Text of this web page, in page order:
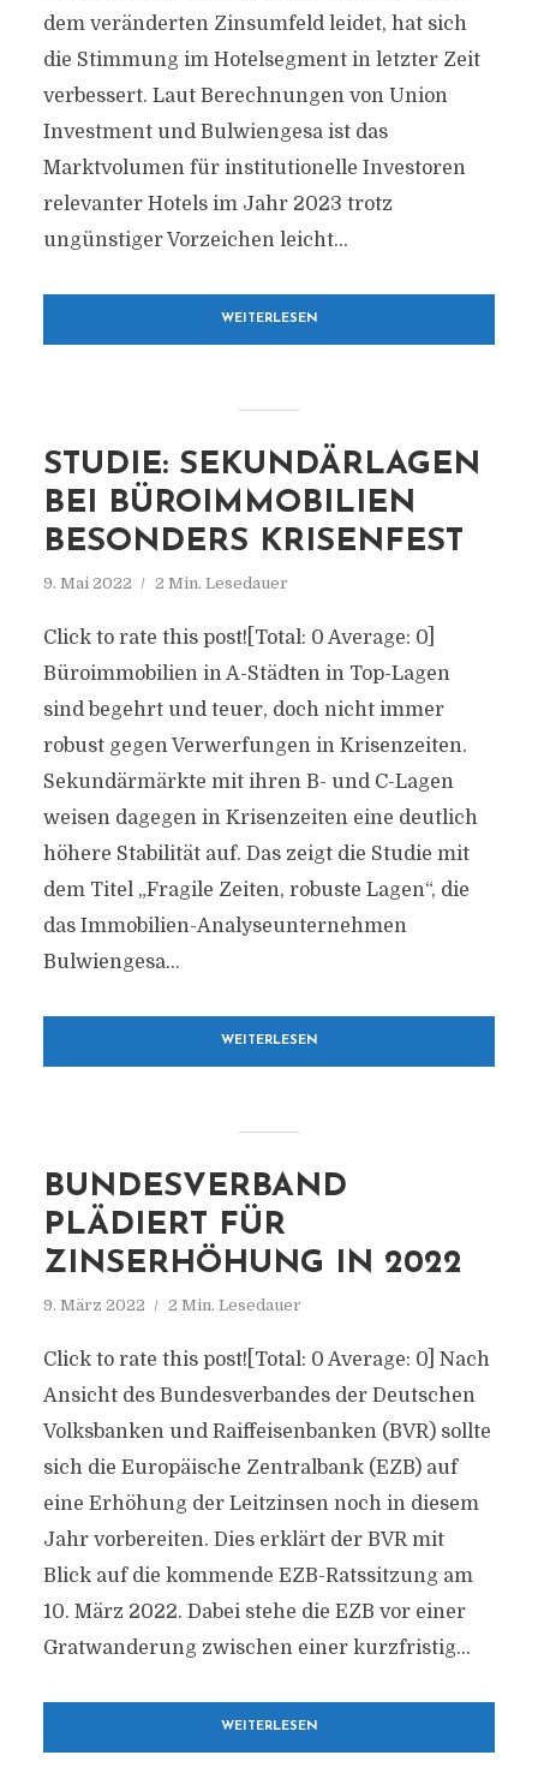
dem veränderten Zinsumfeld leidet, hat sich
die Stimmung im Hotelsegment in letzter Zeit
verbessert. Laut Berechnungen von Union
Investment und Bulwiengesa ist das
Marktvolumen für institutionelle Investoren
relevanter Hotels im Jahr 2023 trotz
ungünstiger Vorzeichen leicht...
WEITERLESEN
STUDIE: SEKUNDÄRLAGEN
BEI BÜROIMMOBILIEN
BESONDERS KRISENFEST
9. Mai 2022 2 Min. Lesedauer
Click to rate this post![Total: 0 Average: 0]
Büroimmobilien in A-Städten in Top-Lagen
sind begehrt und teuer, doch nicht immer
robust gegen Verwerfungen in Krisenzeiten.
Sekundärmärkte mit ihren B- und C-Lagen
weisen dagegen in Krisenzeiten eine deutlich
höhere Stabilität auf. Das zeigt die Studie mit
dem Titel „Fragile Zeiten, robuste Lagen“, die
das Immobilien-Analyseunternehmen
Bulwiengesa...
WEITERLESEN
BUNDESVERBAND
PLÄDIERT FÜR
ZINSERHÖHUNG IN 2022
9. März 2022 2 Min. Lesedauer
Click to rate this post![Total: 0 Average: 0] Nach
Ansicht des Bundesverbandes der Deutschen
Volksbanken und Raiffeisenbanken (BVR) sollte
sich die Europäische Zentralbank (EZB) auf
eine Erhöhung der Leitzinsen noch in diesem
Jahr vorbereiten. Dies erklärt der BVR mit
Blick auf die kommende EZB-Ratssitzung am
10. März 2022. Dabei stehe die EZB vor einer
Gratwanderung zwischen einer kurzfristig...
WEITERLESEN